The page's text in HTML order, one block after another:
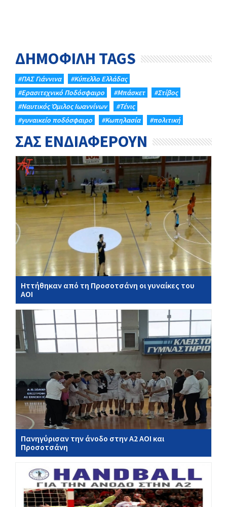
ΔΗΜΟΦΙΛΗ TAGS
#ΠΑΣ Γιάννινα
#Κύπελλο Ελλάδας
#Eρασιτεχνικό Ποδόσφαιρο
#Μπάσκετ
#Στίβος
#Ναυτικός Όμιλος Ιωαννίνων
#Τένις
#γυναικείο ποδόσφαιρο
#Κωπηλασία #πολιτική
ΣΑΣ ΕΝΔΙΑΦΕΡΟΥΝ
Ηττήθηκαν από τη Προσοτσάνη οι γυναίκες του
ΑΟΙ
Πανηγύρισαν την άνοδο στην Α2 ΑΟΙ και
Προσοτσάνη